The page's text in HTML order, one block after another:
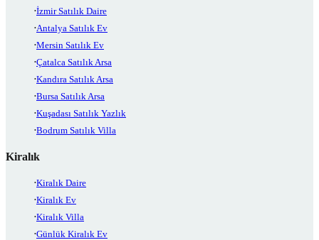
İzmir Satılık Daire
Antalya Satılık Ev
Mersin Satılık Ev
Çatalca Satılık Arsa
Kandıra Satılık Arsa
Bursa Satılık Arsa
Kuşadası Satılık Yazlık
Bodrum Satılık Villa
Kiralık
Kiralık Daire
Kiralık Ev
Kiralık Villa
Günlük Kiralık Ev